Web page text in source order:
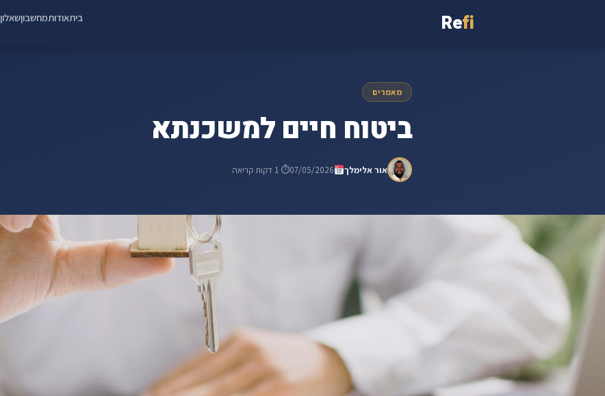
Refi ביתאודותמחשבוןשאלון
מאמרים
ביטוח חיים למשכנתא
אור אלימלך 07/05/2026⏱ 1 דקות קריאה